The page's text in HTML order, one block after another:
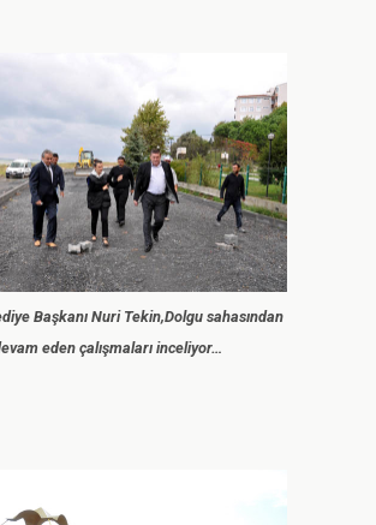
Başkanı Nuri Tekin,Dolgu sahasından
eden çalışmaları inceliyor…